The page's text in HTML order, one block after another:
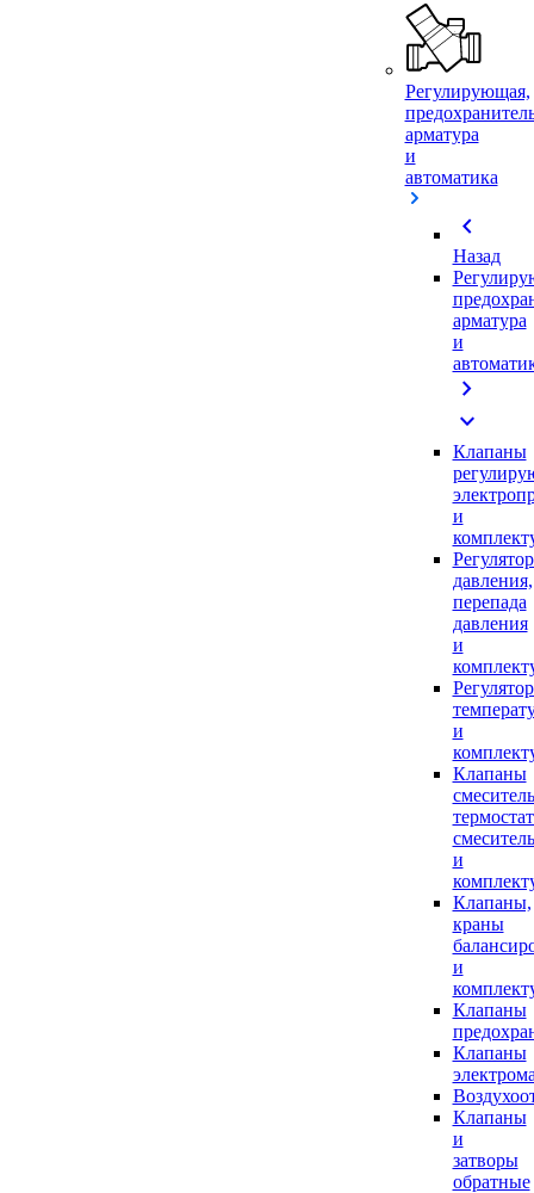
Регулирующая,
арматура
и
автоматика
chevron_left
Назад
арматура
и
chevron_right
expand_more
Клапаны
и
давления,
перепада
давления
и
и
Клапаны
и
Клапаны,
краны
и
Клапаны
Клапаны
Клапаны
и
затворы
обратные